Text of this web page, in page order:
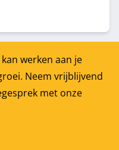
werken aan je
Neem vrijblijvend
met onze